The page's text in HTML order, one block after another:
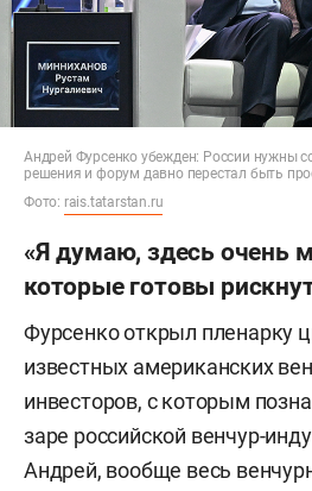
Андрей Фурсенко убежден: России нужны
решения и форум давно перестал быть
Фото: rais.tatarstan.ru
«Я думаю, здесь очень
которые готовы
Фурсенко открыл пленарку
известных американских
инвесторов, с которым
заре российской венчур-
Андрей, вообще весь